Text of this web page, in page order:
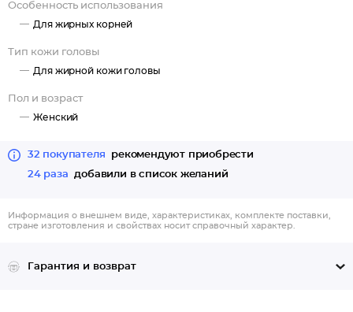
Особенность использования
Для жирных корней
Тип кожи головы
Для жирной кожи головы
Пол и возраст
Женский
32 покупателя
рекомендуют приобрести
24 раза
добавили в список желаний
Информация о внешнем виде, характеристиках, комплекте поставки,
стране изготовления и свойствах носит справочный характер.
Гарантия и возврат